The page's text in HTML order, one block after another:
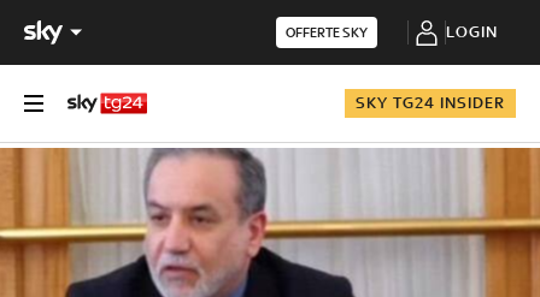
OFFERTE SKY LOGIN
SKY TG24 INSIDER